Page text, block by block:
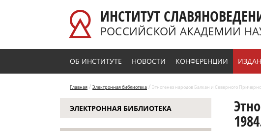
ИНСТИТУТ
РОССИЙСКОЙ АКАДЕМИИ
ОБ ИНСТИТУТЕ НОВОСТИ КОНФЕРЕНЦИИ
Главная / Электронная библиотека / Этногенез народов Балкан и Северного
ЭЛЕКТРОННАЯ БИБЛИОТЕКА